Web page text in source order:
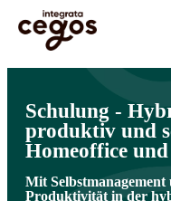
Skip to main content
Sie sind hier:Startseite
>Persönliche Entwicklung
Schulung -
produktiv und
Homeoffice
Mit
Produktivität in der